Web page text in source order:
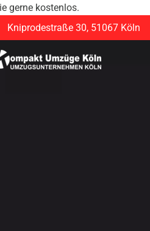
gerne kostenlos.
Kniprodestraße 30, 51067 Köln